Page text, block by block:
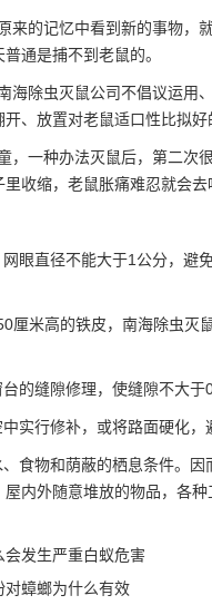
的记忆中看到新的事物，
通是捕不到老鼠的。
海除虫灭鼠公司不倡议运用
、放置对老鼠适口性比拟
一种办法灭鼠后，第二次
收缩，老鼠胀痛难忍就会
眼直径不能大于1公分，避
米高的铁皮，南海除虫灭
的缝隙修理，使缝隙不大于
实行修补，或将路面硬化，
食物和荫蔽的栖息条件。
内外随意堆放的物品，各
发生严重白蚁危害
对蟑螂为什么有效